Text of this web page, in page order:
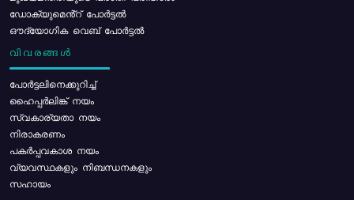
ഡോക്യുമെൻ്റ് പോർട്ടൽ
ഔദ്യോഗിക വെബ് പോർട്ടൽ
വിവരങ്ങൾ
പോര്‍ട്ടലിനെക്കുറിച്ച്
ഹൈപ്പർലിങ്ക് നയം
സ്വകാര്യതാ നയം
നിരാകരണം
പകർപ്പവകാശ നയം
വ്യവസ്ഥകളും നിബന്ധനകളും
സഹായം